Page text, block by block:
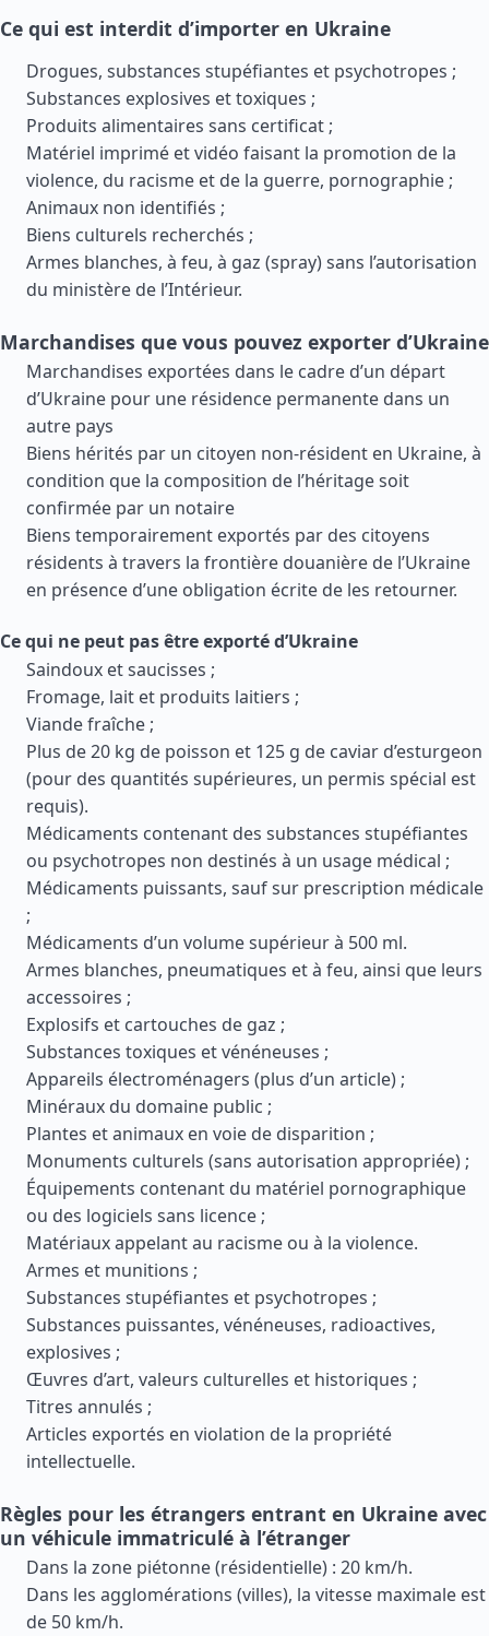
Ce qui est interdit d’importer en Ukraine
Drogues, substances stupéfiantes et psychotropes ;
Substances explosives et toxiques ;
Produits alimentaires sans certificat ;
Matériel imprimé et vidéo faisant la promotion de la
violence, du racisme et de la guerre, pornographie ;
Animaux non identifiés ;
Biens culturels recherchés ;
Armes blanches, à feu, à gaz (spray) sans l’autorisation
du ministère de l’Intérieur.
Marchandises que vous pouvez exporter d’Ukraine
Marchandises exportées dans le cadre d’un départ
d’Ukraine pour une résidence permanente dans un
autre pays
Biens hérités par un citoyen non-résident en Ukraine, à
condition que la composition de l’héritage soit
confirmée par un notaire
Biens temporairement exportés par des citoyens
résidents à travers la frontière douanière de l’Ukraine
en présence d’une obligation écrite de les retourner.
Ce qui ne peut pas être exporté d’Ukraine
Saindoux et saucisses ;
Fromage, lait et produits laitiers ;
Viande fraîche ;
Plus de 20 kg de poisson et 125 g de caviar d’esturgeon
(pour des quantités supérieures, un permis spécial est
requis).
Médicaments contenant des substances stupéfiantes
ou psychotropes non destinés à un usage médical ;
Médicaments puissants, sauf sur prescription médicale
;
Médicaments d’un volume supérieur à 500 ml.
Armes blanches, pneumatiques et à feu, ainsi que leurs
accessoires ;
Explosifs et cartouches de gaz ;
Substances toxiques et vénéneuses ;
Appareils électroménagers (plus d’un article) ;
Minéraux du domaine public ;
Plantes et animaux en voie de disparition ;
Monuments culturels (sans autorisation appropriée) ;
Équipements contenant du matériel pornographique
ou des logiciels sans licence ;
Matériaux appelant au racisme ou à la violence.
Armes et munitions ;
Substances stupéfiantes et psychotropes ;
Substances puissantes, vénéneuses, radioactives,
explosives ;
Œuvres d’art, valeurs culturelles et historiques ;
Titres annulés ;
Articles exportés en violation de la propriété
intellectuelle.
Règles pour les étrangers entrant en Ukraine avec
un véhicule immatriculé à l’étranger
Dans la zone piétonne (résidentielle) : 20 km/h.
Dans les agglomérations (villes), la vitesse maximale est
de 50 km/h.